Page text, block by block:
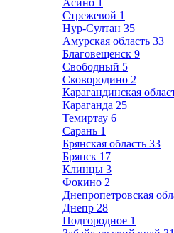
Асино 1
Стрежевой 1
Нур-Султан 35
Амурская область 33
Благовещенск 9
Свободный 5
Сковородино 2
Карагандинская
Караганда 25
Темиртау 6
Сарань 1
Брянская область 33
Брянск 17
Клинцы 3
Фокино 2
Днепропетровская
Днепр 28
Подгородное 1